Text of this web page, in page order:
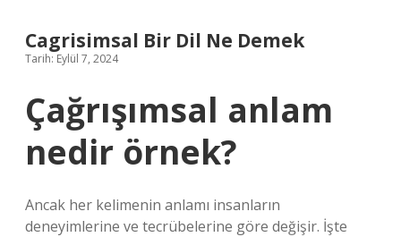
Cagrisimsal Bir Dil Ne Demek
Tarih: Eylül 7, 2024
Çağrışımsal anlam
nedir örnek?
Ancak her kelimenin anlamı insanların
deneyimlerine ve tecrübelerine göre değişir. İşte